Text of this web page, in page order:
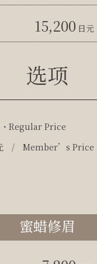
15,200 日元
选项
・Regular Price
/ Member’s Price
蜜蜡修眉